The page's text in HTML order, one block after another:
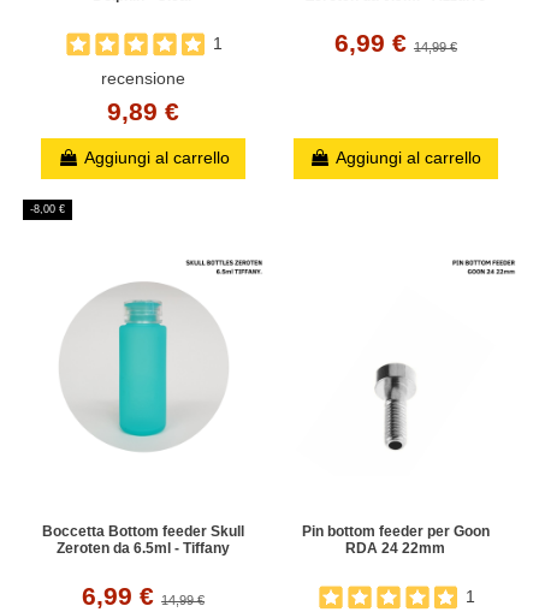
Infine troverai boccette per il refill dall'alto e i famosiLukkos Tab
per facilitare l'estrazione della boccetta BF.
1
recensione
9,89 €
Aggiungi al carrello
6,99 € 14,99 €
Aggiungi al carrello
-8,00 €
Boccetta Bottom feeder Skull
Zeroten da 6.5ml - Tiffany
6,99 €14,99 €
Pin bottom feeder per Goon
RDA 24 22mm
1